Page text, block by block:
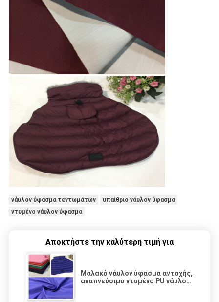
νάυλον ύφασμα τεντωμάτων
υπαίθριο νάυλον ύφασμα
ντυμένο νάυλον ύφασμα
Αποκτήστε την καλύτερη τιμή για
Μαλακό νάυλον ύφασμα αντοχής,
αναπνεύσιμο ντυμένο PU νάυλον